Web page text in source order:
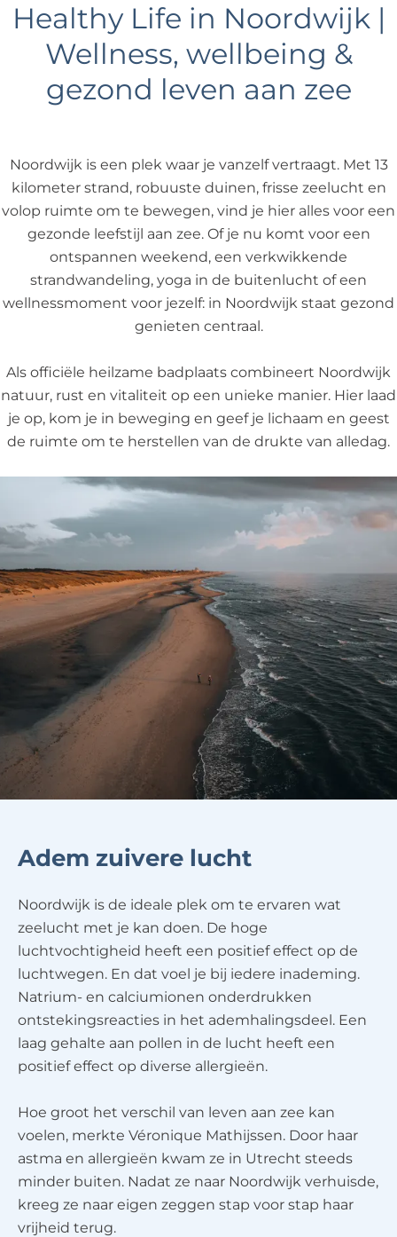
Healthy Life in Noordwijk |
Wellness, wellbeing &
gezond leven aan zee
Noordwijk is een plek waar je vanzelf vertraagt. Met 13
kilometer strand, robuuste duinen, frisse zeelucht en
volop ruimte om te bewegen, vind je hier alles voor een
gezonde leefstijl aan zee. Of je nu komt voor een
ontspannen weekend, een verkwikkende
strandwandeling, yoga in de buitenlucht of een
wellnessmoment voor jezelf: in Noordwijk staat gezond
genieten centraal.
Als officiële heilzame badplaats combineert Noordwijk
natuur, rust en vitaliteit op een unieke manier. Hier laad
je op, kom je in beweging en geef je lichaam en geest
de ruimte om te herstellen van de drukte van alledag.
Adem zuivere lucht
Noordwijk is de ideale plek om te ervaren wat
zeelucht met je kan doen. De hoge
luchtvochtigheid heeft een positief effect op de
luchtwegen. En dat voel je bij iedere inademing.
Natrium- en calciumionen onderdrukken
ontstekingsreacties in het ademhalingsdeel. Een
laag gehalte aan pollen in de lucht heeft een
positief effect op diverse allergieën.
Hoe groot het verschil van leven aan zee kan
voelen, merkte Véronique Mathijssen. Door haar
astma en allergieën kwam ze in Utrecht steeds
minder buiten. Nadat ze naar Noordwijk verhuisde,
kreeg ze naar eigen zeggen stap voor stap haar
vrijheid terug.